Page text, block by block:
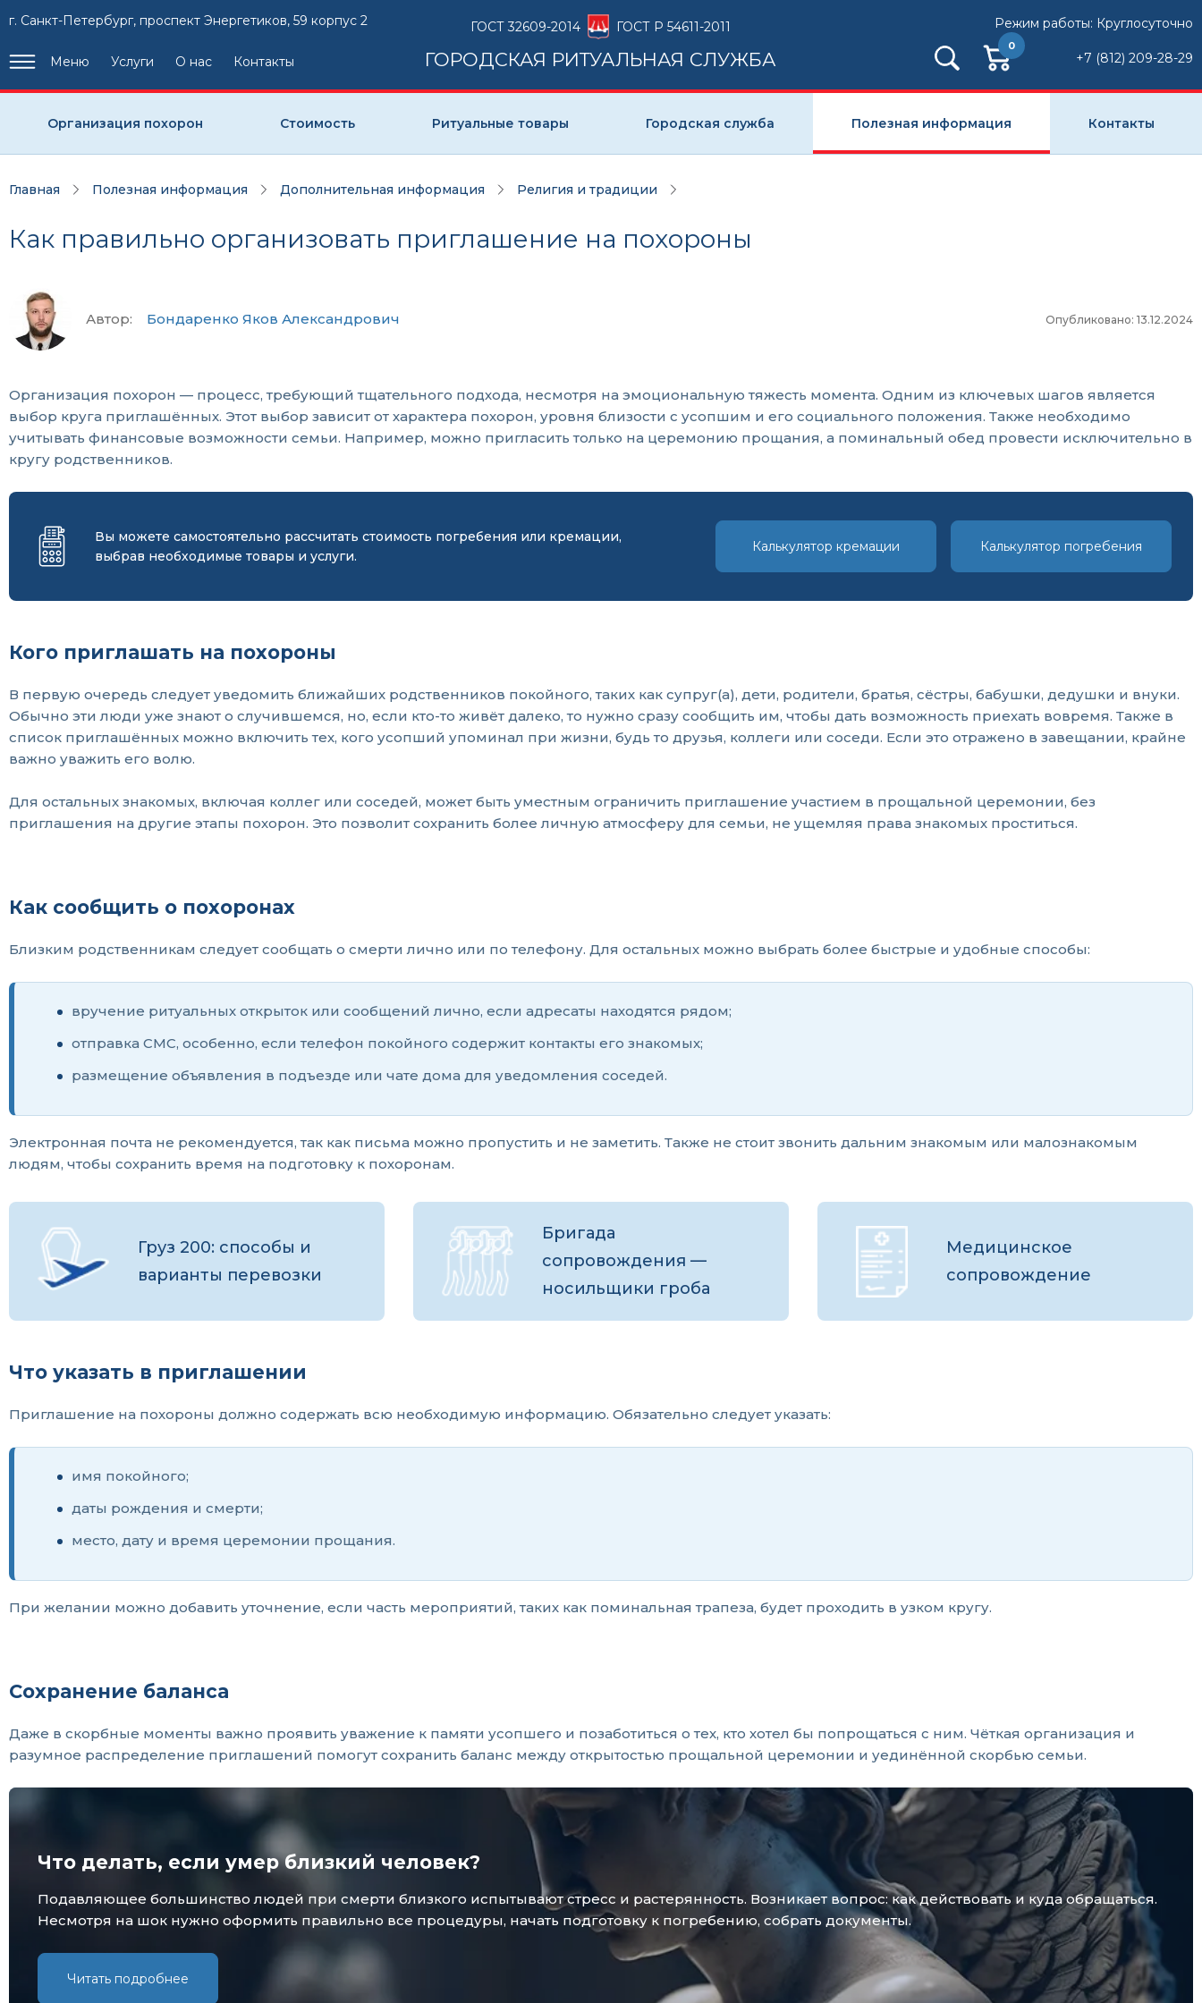
г. Санкт-Петербург, проспект Энергетиков, 59 корпус 2
Меню Услуги О нас Контакты
ГОСТ 32609-2014 ГОСТ Р 54611-2011
ГОРОДСКАЯ РИТУАЛЬНАЯ СЛУЖБА
Режим работы: Круглосуточно
0
+7 (812) 209-28-29
Организация похорон Стоимость Ритуальные товары Городская служба Полезная информация Контакты
Главная Полезная информация Дополнительная информация Религия и традиции
Как правильно организовать приглашение на похороны
Автор: Бондаренко Яков Александрович Опубликовано: 13.12.2024
Организация похорон — процесс, требующий тщательного подхода, несмотря на эмоциональную тяжесть момента. Одним из ключевых шагов является
выбор круга приглашённых. Этот выбор зависит от характера похорон, уровня близости с усопшим и его социального положения. Также необходимо
учитывать финансовые возможности семьи. Например, можно пригласить только на церемонию прощания, а поминальный обед провести исключительно в
кругу родственников.
Вы можете самостоятельно рассчитать стоимость погребения или кремации,
выбрав необходимые товары и услуги.
Калькулятор кремации Калькулятор погребения
Кого приглашать на похороны
В первую очередь следует уведомить ближайших родственников покойного, таких как супруг(а), дети, родители, братья, сёстры, бабушки, дедушки и внуки.
Обычно эти люди уже знают о случившемся, но, если кто-то живёт далеко, то нужно сразу сообщить им, чтобы дать возможность приехать вовремя. Также в
список приглашённых можно включить тех, кого усопший упоминал при жизни, будь то друзья, коллеги или соседи. Если это отражено в завещании, крайне
важно уважить его волю.
Для остальных знакомых, включая коллег или соседей, может быть уместным ограничить приглашение участием в прощальной церемонии, без
приглашения на другие этапы похорон. Это позволит сохранить более личную атмосферу для семьи, не ущемляя права знакомых проститься.
Как сообщить о похоронах
Близким родственникам следует сообщать о смерти лично или по телефону. Для остальных можно выбрать более быстрые и удобные способы:
вручение ритуальных открыток или сообщений лично, если адресаты находятся рядом;
отправка СМС, особенно, если телефон покойного содержит контакты его знакомых;
размещение объявления в подъезде или чате дома для уведомления соседей.
Электронная почта не рекомендуется, так как письма можно пропустить и не заметить. Также не стоит звонить дальним знакомым или малознакомым
людям, чтобы сохранить время на подготовку к похоронам.
Груз 200: способы и
варианты перевозки
Бригада
сопровождения —
носильщики гроба
Медицинское
сопровождение
Что указать в приглашении
Приглашение на похороны должно содержать всю необходимую информацию. Обязательно следует указать:
имя покойного;
даты рождения и смерти;
место, дату и время церемонии прощания.
При желании можно добавить уточнение, если часть мероприятий, таких как поминальная трапеза, будет проходить в узком кругу.
Сохранение баланса
Даже в скорбные моменты важно проявить уважение к памяти усопшего и позаботиться о тех, кто хотел бы попрощаться с ним. Чёткая организация и
разумное распределение приглашений помогут сохранить баланс между открытостью прощальной церемонии и уединённой скорбью семьи.
Что делать, если умер близкий человек?
Подавляющее большинство людей при смерти близкого испытывают стресс и растерянность. Возникает вопрос: как действовать и куда обращаться.
Несмотря на шок нужно оформить правильно все процедуры, начать подготовку к погребению, собрать документы.
Читать подробнее